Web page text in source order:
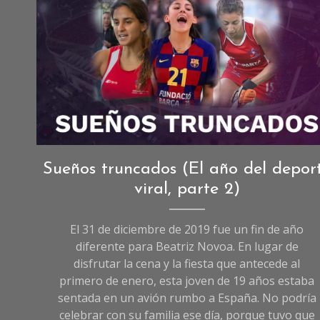
Deportes
Reportajes
Reportajes
Deportes
Sueños truncados (El año del
viral, parte 2)
El 31 de diciembre de 2019 fue un fin de año
diferente para Beatriz Novoa. En lugar de
disfrutar la cena y la fiesta que antecede al
primero de enero, esta joven de 19 años estaba
sentada en un avión rumbo a España. No podría
celebrar con su familia ese día, porque tuvo que